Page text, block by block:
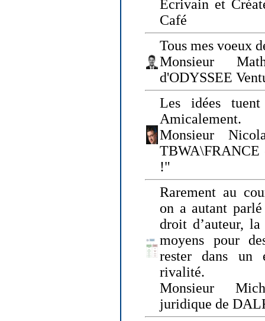
Ecrivain et
Café
Tous mes voeux
Monsieur
d'ODYSSEE
Les idées
Amicalement.
Monsieur
TBWA\FRANCE
!"
Rarement au
on a autant
droit d’auteur,
moyens pour
rester dans un
rivalité.
Monsieur
juridique de